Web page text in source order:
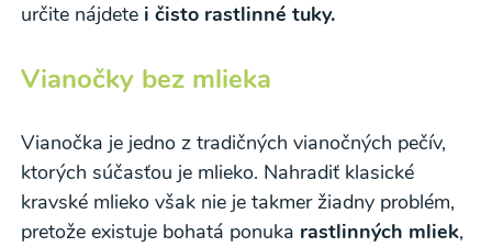
určite nájdete i čisto rastlinné tuky.
Vianočky bez mlieka
Vianočka je jedno z tradičných vianočných pečív,
ktorých súčasťou je mlieko. Nahradiť klasické
kravské mlieko však nie je takmer žiadny problém,
pretože existuje bohatá ponuka rastlinných mliek,
Odber noviniek a akcií
Odoslaním registrácie na Newsletter súhlasím so